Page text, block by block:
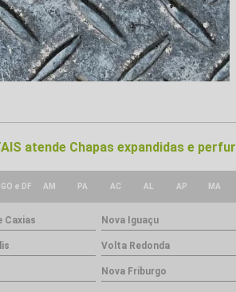
atende Chapas expandidas e
GO e DF AM PA AC AL AP MA
Caxias Nova Iguaçu
Volta Redonda
Nova Friburgo